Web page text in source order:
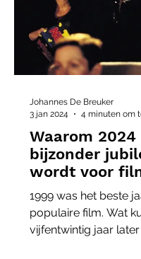
Waarom 2024
bijzonder
wordt voor
1999 was het beste
populaire film. Wat
vijfentwintig jaar
Johannes De Breuker
3 jan 2024
4 minuten om